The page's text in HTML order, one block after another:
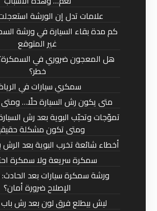
علامات تدل إن الورشة
كم مدة بقاء السيارة في ورشة
غير المتوقع
هل المعجون ضروري في
خطر؟
سمكري سيارات في
متى يكون رش السيارة حلًا…
تموّجات وتحبّب البوية بعد رش
ومتى تكون مشكلة
أخطاء شائعة تخرب البوية بعد
سمكرة سريعة ولا سمكرة
ورشة سمكرة سيارات بعد
الإصلاح ضرورة أمان؟
ليش بيطلع فرق لون بعد رش